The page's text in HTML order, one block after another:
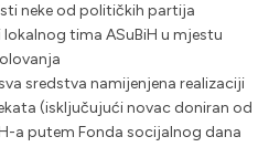
neke od političkih partija
tima ASuBiH u mjestu
sredstva namijenjena realizaciji
(isključujući novac doniran od
a putem Fonda socijalnog dana